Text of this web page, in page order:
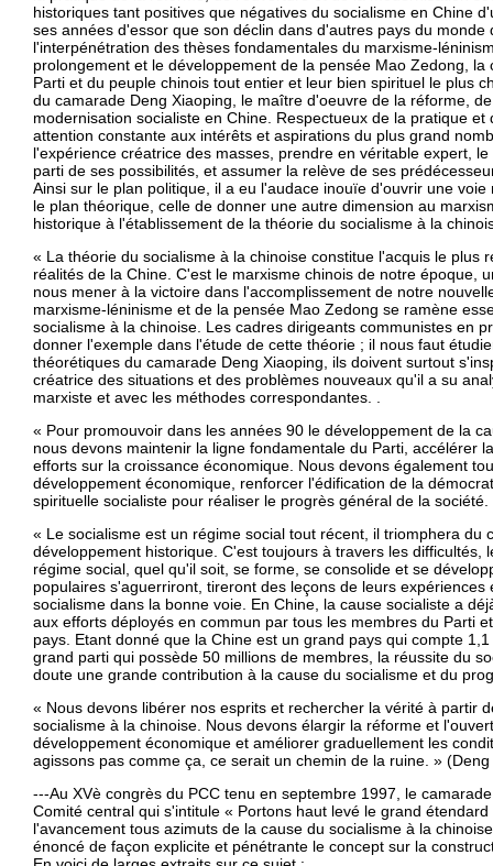
historiques tant positives que négatives du socialisme en Chine
ses années d'essor que son déclin dans d'autres pays du
l'interpénétration des thèses fondamentales du marxisme-
prolongement et le développement de la pensée Mao Zedong,
Parti et du peuple chinois tout entier et leur bien spirituel le plus
du camarade Deng Xiaoping, le maître d'oeuvre de la réforme,
modernisation socialiste en Chine. Respectueux de la pratique
attention constante aux intérêts et aspirations du plus grand
l'expérience créatrice des masses, prendre en véritable expert,
parti de ses possibilités, et assumer la relève de ses
Ainsi sur le plan politique, il a eu l'audace inouïe d'ouvrir une
le plan théorique, celle de donner une autre dimension au
historique à l'établissement de la théorie du socialisme à la
« La théorie du socialisme à la chinoise constitue l'acquis le plus
réalités de la Chine. C'est le marxisme chinois de notre époque,
nous mener à la victoire dans l'accomplissement de notre
marxisme-léninisme et de la pensée Mao Zedong se ramène
socialisme à la chinoise. Les cadres dirigeants communistes en
donner l'exemple dans l'étude de cette théorie ; il nous faut
théorétiques du camarade Deng Xiaoping, ils doivent surtout
créatrice des situations et des problèmes nouveaux qu'il a su
marxiste et avec les méthodes correspondantes. .
« Pour promouvoir dans les années 90 le développement de la
nous devons maintenir la ligne fondamentale du Parti, accélérer
efforts sur la croissance économique. Nous devons également
développement économique, renforcer l'édification de la
spirituelle socialiste pour réaliser le progrès général de la société.
« Le socialisme est un régime social tout récent, il triomphera du
développement historique. C'est toujours à travers les difficultés,
régime social, quel qu'il soit, se forme, se consolide et se
populaires s'aguerriront, tireront des leçons de leurs
socialisme dans la bonne voie. En Chine, la cause socialiste a
aux efforts déployés en commun par tous les membres du Parti
pays. Etant donné que la Chine est un grand pays qui compte
grand parti qui possède 50 millions de membres, la réussite du
doute une grande contribution à la cause du socialisme et du
« Nous devons libérer nos esprits et rechercher la vérité à partir
socialisme à la chinoise. Nous devons élargir la réforme et
développement économique et améliorer graduellement les
agissons pas comme ça, ce serait un chemin de la ruine. »
---Au XVè congrès du PCC tenu en septembre 1997, le
Comité central qui s'intitule « Portons haut levé le grand
l'avancement tous azimuts de la cause du socialisme à la
énoncé de façon explicite et pénétrante le concept sur la